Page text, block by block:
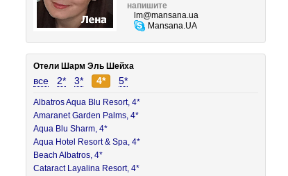
напишите
lm@mansana.ua
Mansana.UA
Отели Шарм Эль Шейха
все 2* 3* 4* 5*
Albatros Aqua Blu Resort, 4*
Amaranet Garden Palms, 4*
Aqua Blu Sharm, 4*
Aqua Hotel Resort & Spa, 4*
Beach Albatros, 4*
Cataract Layalina Resort, 4*